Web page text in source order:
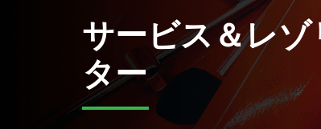
サービス＆レ
ター